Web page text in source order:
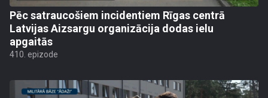
Pēc satraucošiem incidentiem Rīgas centrā
Latvijas Aizsargu organizācija dodas ielu
apgaitās
410. epizode